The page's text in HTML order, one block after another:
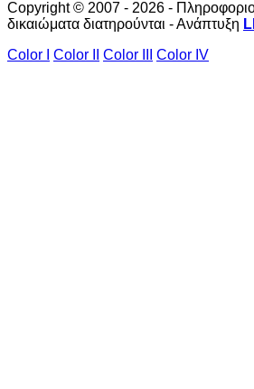
Copyright © 2007 - 2026 -
δικαιώματα διατηρούνται - Ανάπτυξη
Color I
Color II Color III Color IV